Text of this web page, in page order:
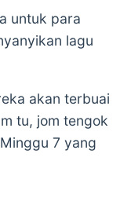
untuk para
lagu
akan terbuai
tu, jom tengok
7 yang